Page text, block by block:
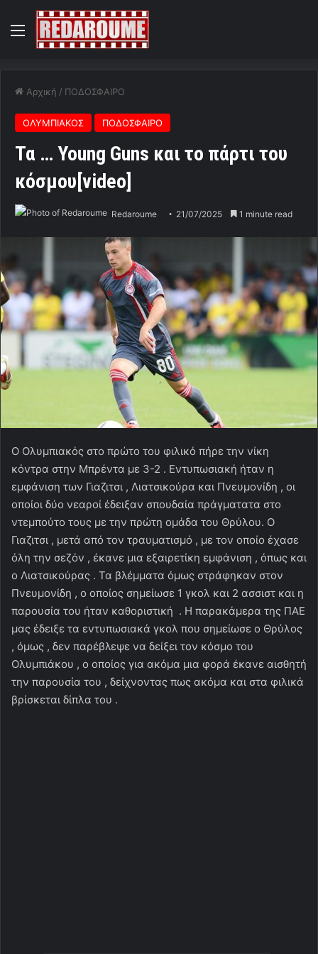
Menu
Αρχική / ΠΟΔΟΣΦΑΙΡΟ
ΟΛΥΜΠΙΑΚΟΣ ΠΟΔΟΣΦΑΙΡΟ
Τα … Young Guns και το πάρτι του
κόσμου[video]
Redaroume 21/07/2025 1 minute read
Ο Ολυμπιακός στο πρώτο του φιλικό πήρε την νίκη
κόντρα στην Μπρέντα με 3-2 . Εντυπωσιακή ήταν η
εμφάνιση των Γιαζιτσι , Λιατσικούρα και Πνευμονίδη , οι
οποίοι δύο νεαροί έδειξαν σπουδαία πράγματατα στο
ντεμπούτο τους με την πρώτη ομάδα του Θρύλου. Ο
Γιαζιτσι , μετά από τον τραυματισμό , με τον οποίο έχασε
όλη την σεζόν , έκανε μια εξαιρετίκη εμφάνιση , όπως και
ο Λιατσικούρας . Τα βλέμματα όμως στράφηκαν στον
Πνευμονίδη , ο οποίος σημείωσε 1 γκολ και 2 ασσιστ και η
παρουσία του ήταν καθοριστική . Η παρακάμερα της ΠΑΕ
μας έδειξε τα εντυπωσιακά γκολ που σημείωσε ο Θρύλος
, όμως , δεν παρέβλεψε να δείξει τον κόσμο του
Ολυμπιάκου , ο οποίος για ακόμα μια φορά έκανε αισθητή
την παρουσία του , δείχνοντας πως ακόμα και στα φιλικά
βρίσκεται δίπλα του .